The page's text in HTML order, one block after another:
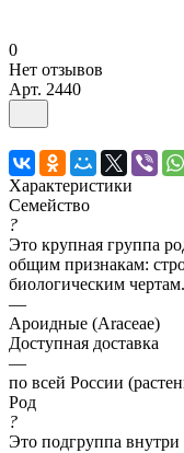
0
Нет отзывов
Арт. 2440
Характеристики
Семейство
?
Это крупная группа
общим признакам:
биологическим чертам.
—
Ароидные (Araceae)
Доступная доставка
—
по всей России
Род
?
Это подгруппа